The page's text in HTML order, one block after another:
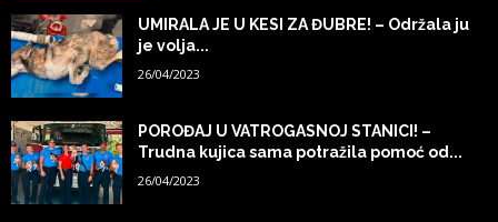
UMIRALA JE U KESI ZA ĐUBRE! – Održala ju
je volja...
26/04/2023
POROĐAJ U VATROGASNOJ STANICI! –
Trudna kujica sama potražila pomoć od...
26/04/2023